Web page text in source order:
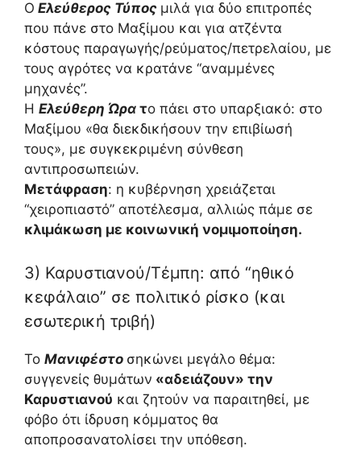
Ο Ελεύθερος Τύπος μιλά για δύο επιτροπές
που πάνε στο Μαξίμου και για ατζέντα
κόστους παραγωγής/ρεύματος/πετρελαίου, με
τους αγρότες να κρατάνε “αναμμένες
μηχανές”.
Η Ελεύθερη Ώρα το πάει στο υπαρξιακό: στο
Μαξίμου «θα διεκδικήσουν την επιβίωσή
τους», με συγκεκριμένη σύνθεση
αντιπροσωπειών.
Μετάφραση: η κυβέρνηση χρειάζεται
“χειροπιαστό” αποτέλεσμα, αλλιώς πάμε σε
κλιμάκωση με κοινωνική νομιμοποίηση.
3) Καρυστιανού/Τέμπη: από “ηθικό
κεφάλαιο” σε πολιτικό ρίσκο (και
εσωτερική τριβή)
Το Μανιφέστο σηκώνει μεγάλο θέμα:
συγγενείς θυμάτων «αδειάζουν» την
Καρυστιανού και ζητούν να παραιτηθεί, με
φόβο ότι ίδρυση κόμματος θα
αποπροσανατολίσει την υπόθεση.